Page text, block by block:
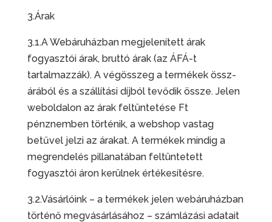
3.Árak
3.1.A Webáruházban megjelenített árak
fogyasztói árak, bruttó árak (az ÁFÁ-t
tartalmazzák). A végösszeg a termékek össz-
árából és a szállítási díjból tevődik össze. Jelen
weboldalon az árak feltüntetése Ft
pénznemben történik, a webshop vastag
betűvel jelzi az árakat. A termékek mindig a
megrendelés pillanatában feltüntetett
fogyasztói áron kerülnek értékesítésre.
3.2.Vásárlóink – a termékek jelen webáruházban
történő megvásárlásához – számlázási adatait